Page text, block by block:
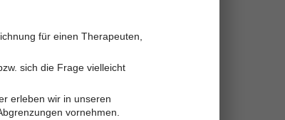
für einen Therapeuten,
sich die Frage vielleicht
erleben wir in unseren
vornehmen.